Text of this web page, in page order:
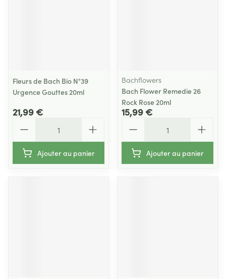
Fleurs de Bach Bio N°39
Urgence Gouttes 20ml
21,99 €
Ajouter au panier
Bachflowers
Bach Flower Remedie 26
Rock Rose 20ml
15,99 €
Ajouter au panier